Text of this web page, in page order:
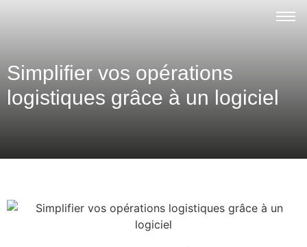
Simplifier vos opérations
logistiques grâce à un logiciel